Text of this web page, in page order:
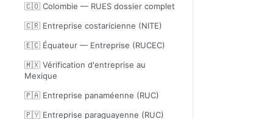
🇨🇴 Colombie — RUES dossier complet
🇨🇷 Entreprise costaricienne (NITE)
🇪🇨 Équateur — Entreprise (RUCEC)
🇲🇽 Vérification d'entreprise au
Mexique
🇵🇦 Entreprise panaméenne (RUC)
🇵🇾 Entreprise paraguayenne (RUC)